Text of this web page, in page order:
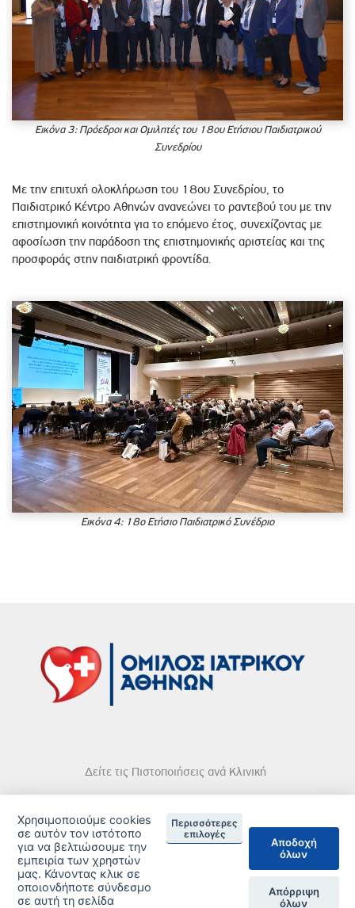
Εικόνα 3: Πρόεδροι και Ομιλητές του 18ου Ετήσιου Παιδιατρικού
Συνεδρίου
Με την επιτυχή ολοκλήρωση του 18ου Συνεδρίου, το
Παιδιατρικό Κέντρο Αθηνών ανανεώνει το ραντεβού του με την
επιστημονική κοινότητα για το επόμενο έτος, συνεχίζοντας με
αφοσίωση την παράδοση της επιστημονικής αριστείας και της
προσφοράς στην παιδιατρική φροντίδα.
Εικόνα 4: 18ο Ετήσιο Παιδιατρικό Συνέδριο
Δείτε τις Πιστοποιήσεις ανά Κλινική
© 2026 Copyright © Iatriko.gr | Powered by Aboutnet
Χρησιμοποιούμε cookies
σε αυτόν τον ιστότοπο
για να βελτιώσουμε την
εμπειρία των χρηστών
μας. Κάνοντας κλικ σε
οποιονδήποτε σύνδεσμο
σε αυτή τη σελίδα
Περισσότερες
επιλογές
Αποδοχή
όλων
Απόρριψη
όλων